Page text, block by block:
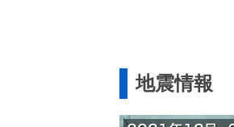
地震情報